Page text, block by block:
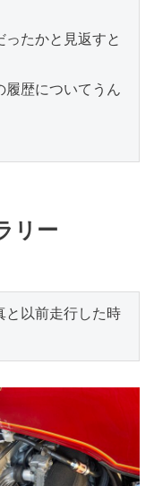
たかと見返すと
履歴についてうん
リー
と以前走行した時